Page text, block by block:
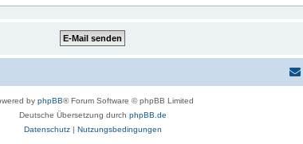
by phpBB® Forum Software © phpBB Limited
Deutsche Übersetzung durch phpBB.de
Datenschutz| Nutzungsbedingungen